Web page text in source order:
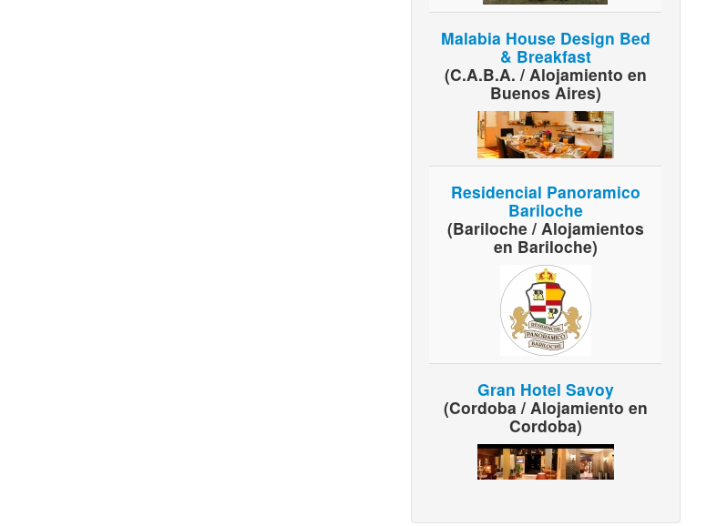
Malabia House Design Bed
& Breakfast
(C.A.B.A. / Alojamiento en
Buenos Aires)
Residencial Panoramico
Bariloche
(Bariloche / Alojamientos
en Bariloche)
Gran Hotel Savoy
(Cordoba / Alojamiento en
Cordoba)